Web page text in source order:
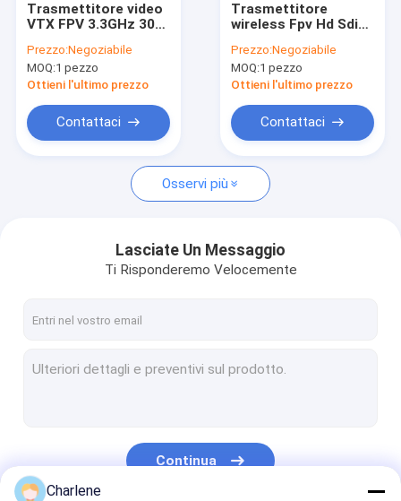
Richiedere un preventivo
Video trasmettitore di FPV
Rete radio IP
Video trasmettitore di COFDM
Trasmettitore video
VTX FPV 3.3GHz 30-
30.5 Buco di
installazione
Prezzo:Negoziabile
MOQ:1 pezzo
Ottieni l'ultimo prezzo
Contattaci
Trasmettitore
wireless Fpv Hd Sdi
uscita di potenza RF
regolabile
Prezzo:Negoziabile
MOQ:1 pezzo
Ottieni l'ultimo prezzo
Contattaci
Osservi più
Lasciate Un Messaggio
Ti Risponderemo Velocemente
Continua
Charlene